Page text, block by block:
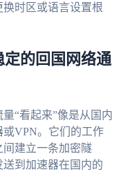
时区或语言设置根
的回国网络通
“看起来”像是从国内
VPN。它们的工作
建立一条加密隧
到加速器在国内的